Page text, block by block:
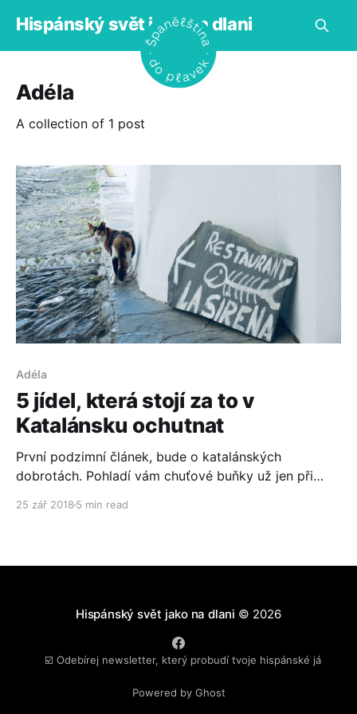
Hispánský svět jako na dlani
Adéla
A collection of 1 post
Adéla
5 jídel, která stojí za to v
Katalánsku ochutnat
První podzimní článek, bude o katalánských
dobrotách. Pohladí vám chuťové buňky už jen při
25 zář 2018 5 min read
Hispánský svět jako na dlani © 2026
☑️ Odebírej newsletter, který probudí tvoje hispánské já
Powered by Ghost